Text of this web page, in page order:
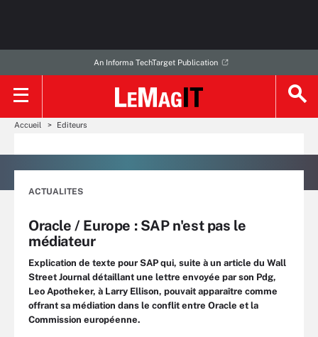
An Informa TechTarget Publication
Accueil Editeurs
ACTUALITES
Oracle / Europe : SAP n'est pas le
médiateur
Explication de texte pour SAP qui, suite à un article du Wall
Street Journal détaillant une lettre envoyée par son Pdg,
Leo Apotheker, à Larry Ellison, pouvait apparaître comme
offrant sa médiation dans le conflit entre Oracle et la
Commission européenne.